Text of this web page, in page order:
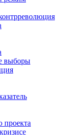
выборы
проекта